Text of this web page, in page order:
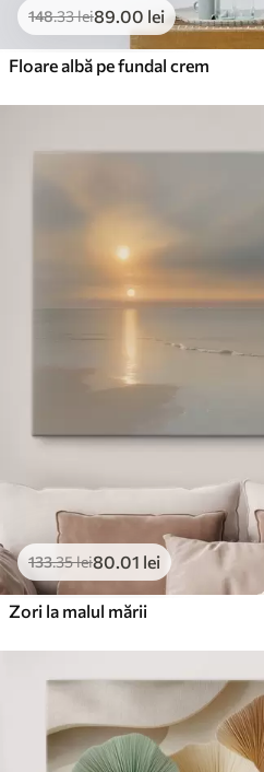
148.33lei89.00 lei
Floare albă pe fundal crem
133.35lei80.01 lei
Zori la malul mării